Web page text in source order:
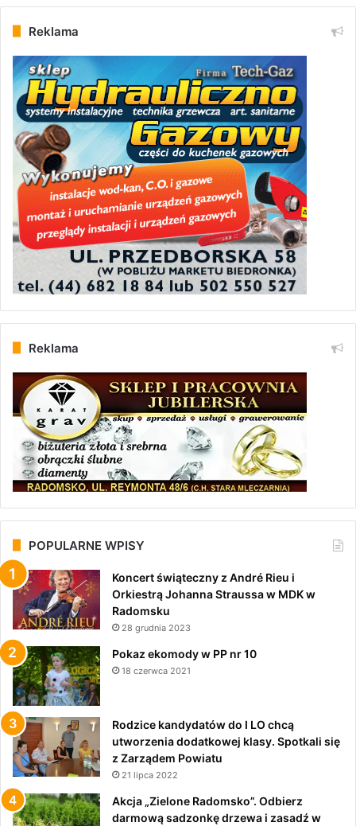
Reklama
Reklama
POPULARNE WPISY
Koncert świąteczny z André Rieu i
Orkiestrą Johanna Straussa w MDK w
Radomsku
28 grudnia 2023
Pokaz ekomody w PP nr 10
18 czerwca 2021
Rodzice kandydatów do I LO chcą
utworzenia dodatkowej klasy. Spotkali się
z Zarządem Powiatu
21 lipca 2022
Akcja „Zielone Radomsko”. Odbierz
darmową sadzonkę drzewa i zasadź w